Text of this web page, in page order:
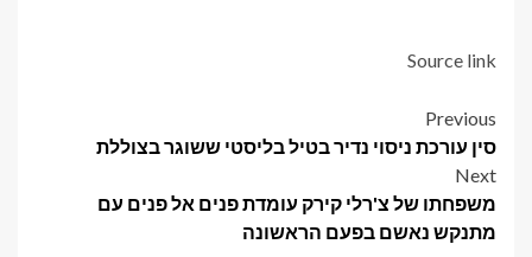
Source link
Post
navigation
Previous
סין עורכת ניסוי נדיר בטיל בליסטי ששוגר בצוללת
Next
משפחתו של צ'רלי קירק עומדת פנים אל פנים עם
מתנקש נאשם בפעם הראשונה